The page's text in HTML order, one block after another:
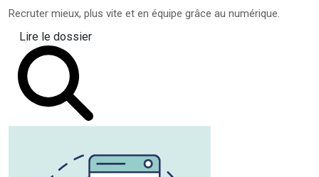
Recruter mieux, plus vite et en équipe grâce au numérique.
Lire le dossier